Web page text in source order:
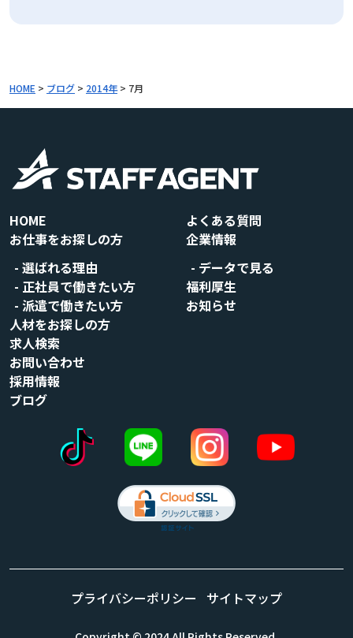
HOME > ブログ > 2014年> 7月
HOME
お仕事をお探しの方
選ばれる理由
正社員で働きたい方
派遣で働きたい方
人材をお探しの方
求人検索
よくある質問
企業情報
データで見る
福利厚生
お知らせ
お問い合わせ
採用情報
ブログ
プライバシーポリシー サイトマップ